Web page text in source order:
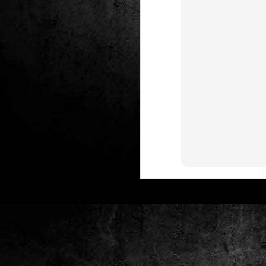
DEC
24
lectures al club de lectura de còmics
25